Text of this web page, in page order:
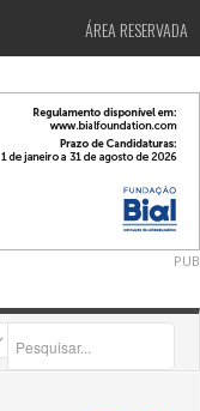
ÁREA RESERVADA
PUB